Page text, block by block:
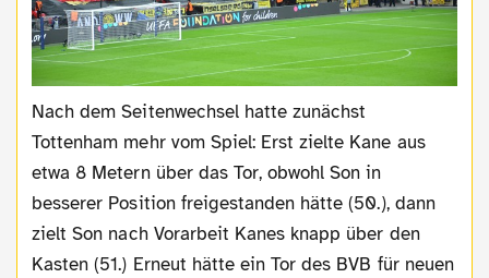
Nach dem Seitenwechsel hatte zunächst
Tottenham mehr vom Spiel: Erst zielte Kane aus
etwa 8 Metern über das Tor, obwohl Son in
besserer Position freigestanden hätte (50.), dann
zielt Son nach Vorarbeit Kanes knapp über den
Kasten (51.) Erneut hätte ein Tor des BVB für neuen